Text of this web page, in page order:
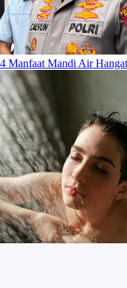
4 Manfaat Mandi Air